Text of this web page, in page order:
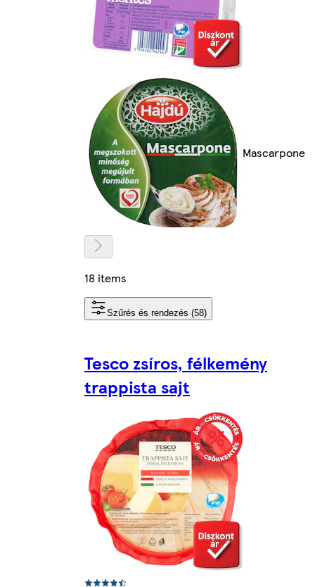
Mascarpone
18 items
Szűrés és rendezés (58)
Tesco zsíros, félkemény
trappista sajt